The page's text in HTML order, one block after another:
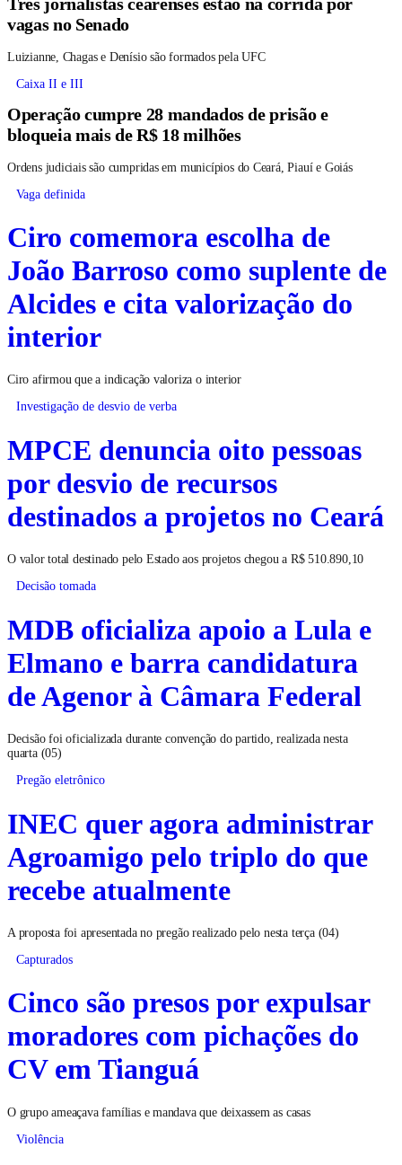
vagas no Senado
Luizianne, Chagas e Denísio são formados pela UFC
Caixa II e III
Operação cumpre 28 mandados de prisão e
bloqueia mais de R$ 18 milhões
Ordens judiciais são cumpridas em municípios do Ceará, Piauí e Goiás
Vaga definida
Ciro comemora escolha de
João Barroso como suplente de
Alcides e cita valorização do
interior
Ciro afirmou que a indicação valoriza o interior
Investigação de desvio de verba
MPCE denuncia oito pessoas
por desvio de recursos
destinados a projetos no Ceará
O valor total destinado pelo Estado aos projetos chegou a R$ 510.890,10
Decisão tomada
MDB oficializa apoio a Lula e
Elmano e barra candidatura
de Agenor à Câmara Federal
Decisão foi oficializada durante convenção do partido, realizada nesta
quarta (05)
Pregão eletrônico
INEC quer agora administrar
Agroamigo pelo triplo do que
recebe atualmente
A proposta foi apresentada no pregão realizado pelo nesta terça (04)
Capturados
Cinco são presos por expulsar
moradores com pichações do
CV em Tianguá
O grupo ameaçava famílias e mandava que deixassem as casas
Violência